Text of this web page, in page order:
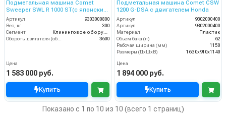
Подметальная машина Comet
Sweeper SWL R 1000 ST(с японским
двигателем Honda)
Артикул
9303000800
Вес, кг
300
Сегмент
Клининговое оборудование
Обороты двигателя (об/мин)
3600
Цена
1 583 000 руб.
Купить
Подметальная машина Comet CSW
1200 G-DSA с двигателем Honda
Артикул
9302000400
Артикул
9302000400
Материал
Пластик
Объем бака (л)
62
Рабочая ширина (мм)
1150
Размеры (ДхШхВ)
16З0х910х1140
Цена
1 894 000 руб.
Купить
Показано с 1 по 10 из 10 (всего 1 страниц)